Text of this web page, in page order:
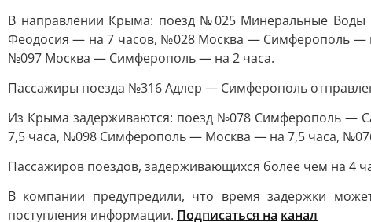
В направлении Крыма: поезд №025 Минеральные
Феодосия — на 7 часов, №028 Москва — Симферополь —
№097 Москва — Симферополь — на 2 часа.
Пассажиры поезда №316 Адлер — Симферополь
Из Крыма задерживаются: поезд №078 Симферополь —
7,5 часа, №098 Симферополь — Москва — на 7,5 часа,
Пассажиров поездов, задерживающихся более чем на 4
В компании предупредили, что время задержки
поступления информации. Подписаться на канал